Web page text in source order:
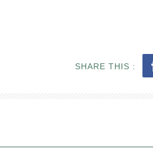
SHARE THIS :